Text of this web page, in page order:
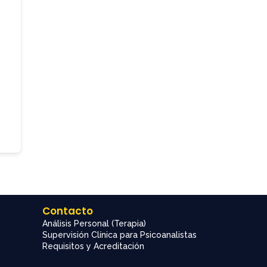
Contacto
Análisis Personal (Terapia)
Supervisión Clínica para Psicoanalistas
Requisitos y Acreditación